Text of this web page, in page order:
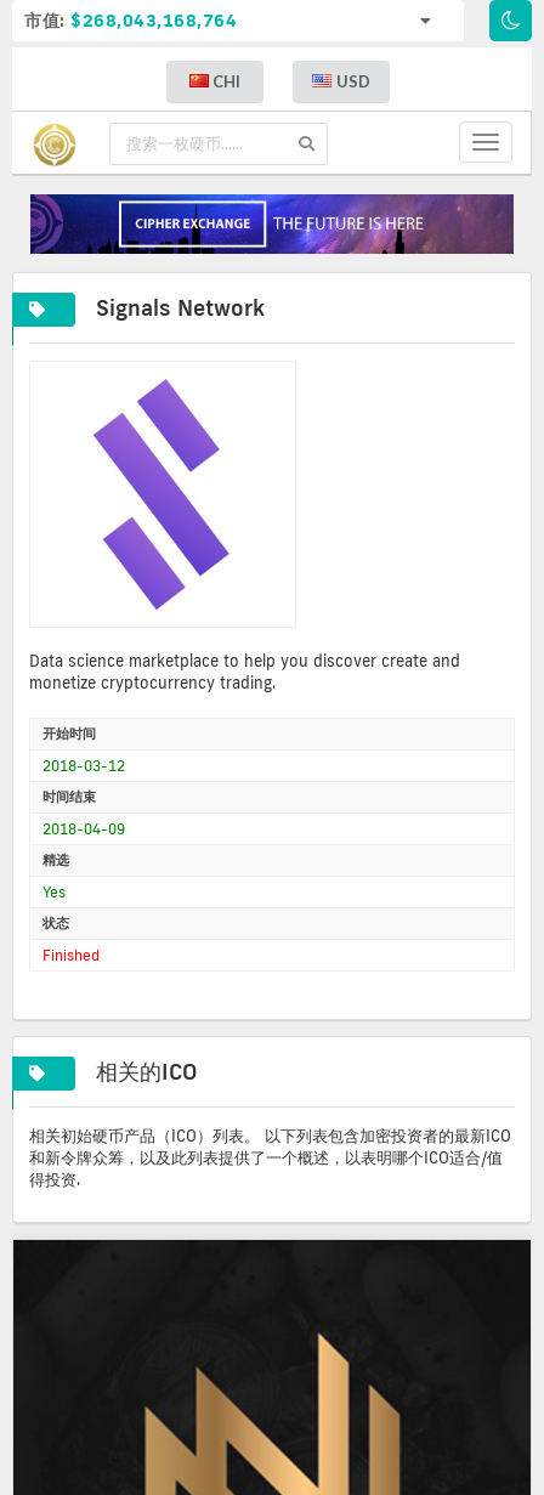
市值: $268,043,168,764
CHI USD
Toggle
Signals Network
Data science marketplace to help you discover create and
monetize cryptocurrency trading.
开始时间
2018-03-12
时间结束
2018-04-09
精选
Yes
状态
Finished
相关的ICO
相关初始硬币产品（ICO）列表。 以下列表包含加密投资者的最新ICO
和新令牌众筹，以及此列表提供了一个概述，以表明哪个ICO适合/值
得投资.